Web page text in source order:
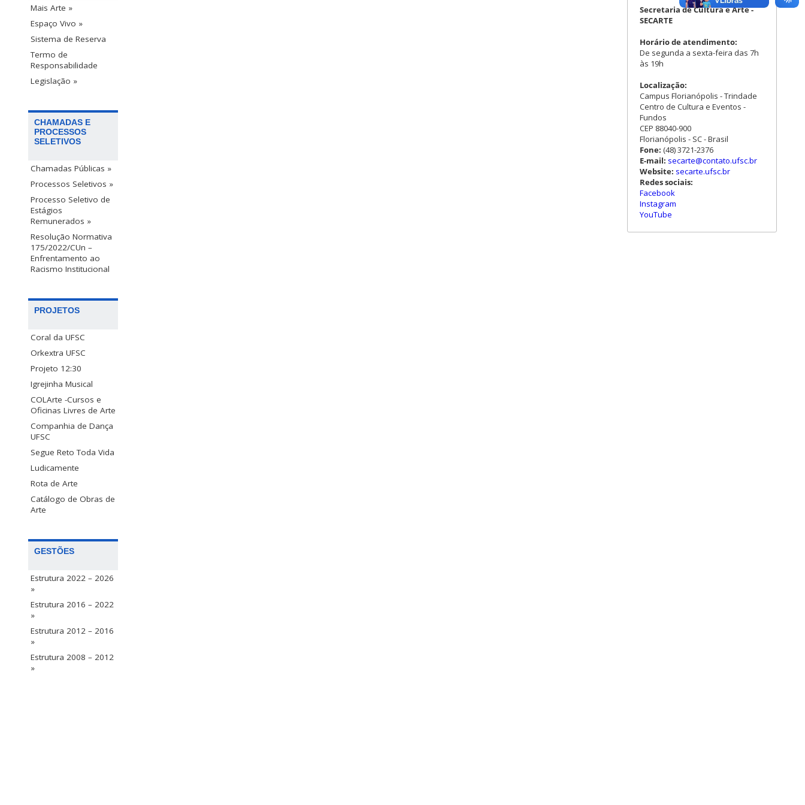
Mais Arte »
Espaço Vivo »
Sistema de Reserva
Termo de
Responsabilidade
Legislação »
CHAMADAS E
PROCESSOS
SELETIVOS
Chamadas Públicas »
Processos Seletivos »
Processo Seletivo de
Estágios
Remunerados »
Resolução Normativa
175/2022/CUn –
Enfrentamento ao
Racismo Institucional
PROJETOS
Coral da UFSC
Orkextra UFSC
Projeto 12:30
Igrejinha Musical
COLArte -Cursos e
Oficinas Livres de Arte
Companhia de Dança
UFSC
Segue Reto Toda Vida
Ludicamente
Rota de Arte
Catálogo de Obras de
Arte
GESTÕES
Estrutura 2022 – 2026
»
Estrutura 2016 – 2022
»
Estrutura 2012 – 2016
»
Estrutura 2008 – 2012
»
Secretaria de Cultura e Arte -
SECARTE
Horário de atendimento:
De segunda a sexta-feira das 7h
às 19h
Localização:
Campus Florianópolis - Trindade
Centro de Cultura e Eventos -
Fundos
CEP 88040-900
Florianópolis - SC - Brasil
Fone: (48) 3721-2376
E-mail: secarte@contato.ufsc.br
Website: secarte.ufsc.br
Redes sociais:
Facebook
Instagram
YouTube